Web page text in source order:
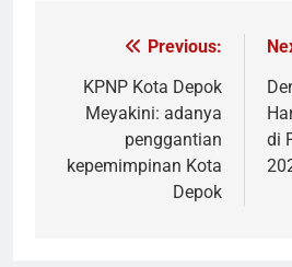
Navigasi
pos
Previous:
KPNP Kota Depok
Meyakini: adanya
penggantian
kepemimpinan Kota
Depok
di